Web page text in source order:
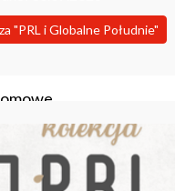
RCIN
Anthropos
"PRL i Globalne Południe"